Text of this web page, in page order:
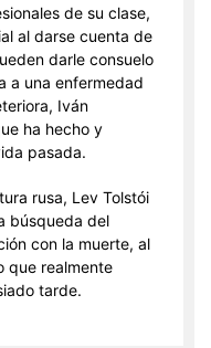
de su clase,
al darse cuenta de
darle consuelo
a una enfermedad
Iván
ha hecho y
pasada.
rusa, Lev Tolstói
búsqueda del
con la muerte, al
que realmente
tarde.